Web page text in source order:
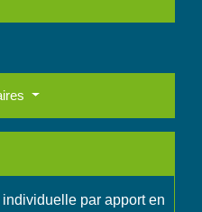
par apport en